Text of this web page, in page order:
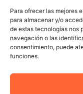
Para ofrecer las mejores
para almacenar y/o
de estas tecnologías nos
navegación o las
consentimiento, puede
funciones.
Copyright ©
Aviso Legal